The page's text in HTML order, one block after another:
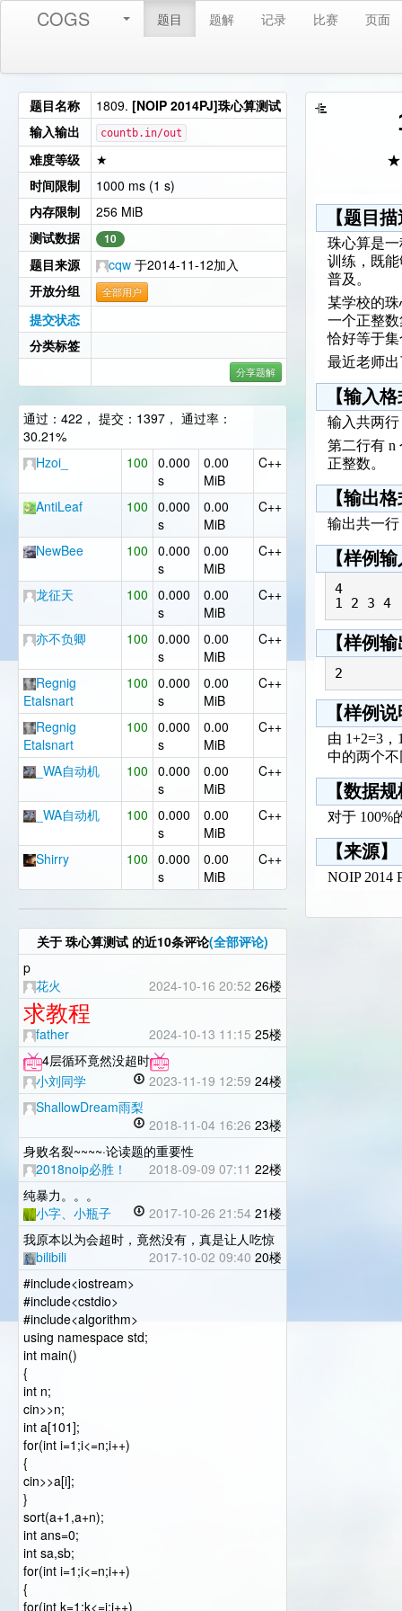
COGS 题目 题解 记录 比赛 页面
题目名称 1809. [NOIP 2014PJ]珠心算测试
输入输出
countb.in/out
难度等级
★
时间限制
1000 ms (1 s)
内存限制
256 MiB
测试数据
10
题目来源 cqw 于2014-11-12加入
开放分组
全部用户
提交状态
分类标签
分享题解
通过：422， 提交：1397， 通过率：
30.21%
Hzoi_
100 0.000
s
0.00
MiB
C++
AntiLeaf 100 0.000
s
0.00
MiB
C++
NewBee 100 0.000
s
0.00
MiB
C++
龙征天 100 0.000
s
0.00
MiB
C++
亦不负卿 100 0.000
s
0.00
MiB
C++
Regnig
Etalsnart
100 0.000
s
0.00
MiB
C++
Regnig
Etalsnart
100 0.000
s
0.00
MiB
C++
_WA自动机 100 0.000
s
0.00
MiB
C++
_WA自动机 100 0.000
s
0.00
MiB
C++
Shirry 100 0.000
s
0.00
MiB
C++
关于 珠心算测试 的近10条评论(全部评论)
p
花火
2024-10-16 20:52 26楼
求教程
father 2024-10-13 11:15 25楼
4层循环竟然没超时
小刘同学
2023-11-19 12:59 24楼
ShallowDream雨梨
2018-11-04 16:26 23楼
身败名裂~~~~·论读题的重要性
2018noip必胜！
2018-09-09 07:11 22楼
纯暴力。。。
小字、小瓶子
2017-10-26 21:54 21楼
我原本以为会超时，竟然没有，真是让人吃惊
bilibili
2017-10-02 09:40 20楼
#include<iostream>
#include<cstdio>
#include<algorithm>
using namespace std;
int main()
{
int n;
cin>>n;
int a[101];
for(int i=1;i<=n;i++)
{
cin>>a[i];
}
sort(a+1,a+n);
int ans=0;
int sa,sb;
for(int i=1;i<=n;i++)
{
for(int k=1;k<=i;i++)
★
【题目
珠心算是
训练，既
普及。
某学校的
一个正整
恰好等于
最近老师
【输入
输入共两
第二行有 n
正整数。
【输出
输出共一
【样例
4
1 2 3 4
【样例
2
【样例
由 1+2=3
中的两个
【数据
对于 100%
【来源】
NOIP 2014